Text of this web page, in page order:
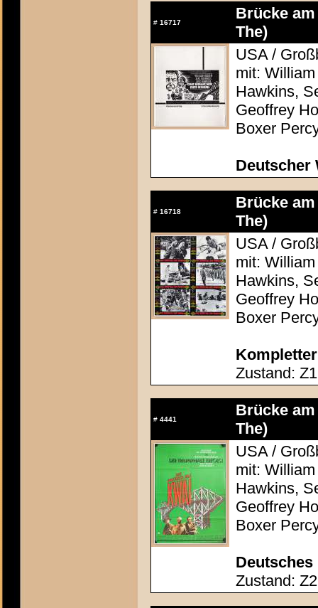
# 16717
Brücke
The)
USA /
mit:
Hawkins,
Geoffrey
Boxer
Deutscher
# 16718
Brücke
The)
USA /
mit:
Hawkins,
Geoffrey
Boxer
Zustand: Z1
# 4441
Brücke
The)
USA /
mit:
Hawkins,
Geoffrey
Boxer
Deutsches
Zustand: